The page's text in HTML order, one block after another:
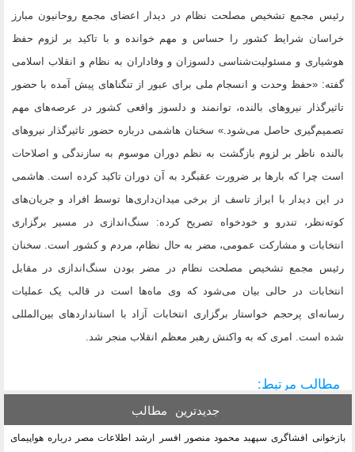
رئیس مجمع تشخیص مصلحت نظام در دیدار اعضای مجمع روحانیون مبارز
خراسان شرایط کشور را حساس و مهم خوانده و با تاکید بر لزوم حفظ
هوشیاری و مسئولیت‌شناسی دلسوزان و وفاداران به نظام و انقلاب اسلامی
گفته: «حفظ وحدت و انسجام ملی برای عبور از تنگناهای پیش آمده با حضور
تاثیرگذار نیروهای بالنده، توانمند و دلسوز واقعی کشور در عرصه‌های مهم
تصمیم‌گیری حاصل می‌شود.» سخنان هاشمی درباره حضور تاثیر‌گذار نیروهای
بالنده ناظر بر لزوم بازگشت به نظم دوران موسوم به سازندگی و اصلاحات
است چرا که بارها بر ضرورت عقبگرد به آن دوران تاکید کرده است. هاشمی
در این دیدار با ابراز تاسف از برخی میدا‌ن‌داری‌ها توسط افراد و جریان‌های
کوته‌نظر، تندرو و خودخواه تصریح کرده: سنگ‌اندازی در مسیر برگزاری
انتخابات و مشارکت عمومی، مضر به حال نظام، مردم و کشور است. سخنان
رئیس مجمع تشخیص مصلحت نظام در مضر بودن سنگ‌اندازی در مقابل
انتخابات در حالی بیان می‌شود که وی ماه‌ها است در قالب یک عملیات
رسانه‌ای پرحجم خواستار برگزاری انتخابات آزاد با استانداردهای بین‌المللی
شده است. امری که به واکنش رهبر معظم انقلاب منجر شد.
مطالب مرتبط:
جدیدترین مطالب
بازخوانی افشاگری سپهبد محمود منصور افسر ارشد اطلاعات مصر درباره هواپیمای